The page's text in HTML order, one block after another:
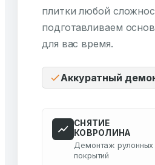
плитки любой
подготавливаем
для вас время.
Аккуратный
СНЯТИЕ
КОВРОЛИНА
Демонтаж рулонных
покрытий